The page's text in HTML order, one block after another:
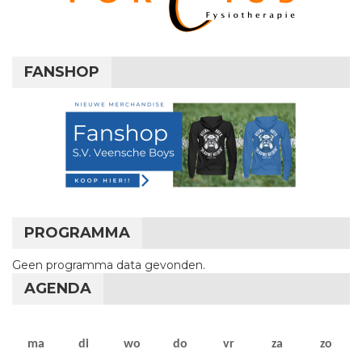
FANSHOP
PROGRAMMA
Geen programma data gevonden.
AGENDA
ma maandag
di dinsdag
wo woensdag
do donderdag
vr vrijdag
za zaterdag
zo